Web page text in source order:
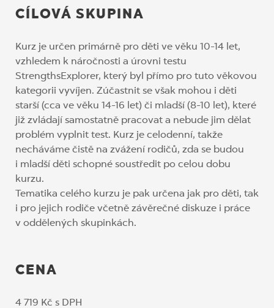
CÍLOVÁ SKUPINA
Kurz je určen primárně pro děti ve věku 10-14 let,
vzhledem k náročnosti a úrovni testu
StrengthsExplorer, který byl přímo pro tuto věkovou
kategorii vyvíjen. Zúčastnit se však mohou i děti
starší (cca ve věku 14-16 let) či mladší (8-10 let), které
již zvládají samostatně pracovat a nebude jim dělat
problém vyplnit test. Kurz je celodenní, takže
necháváme čistě na zvážení rodičů, zda se budou
i mladší děti schopné soustředit po celou dobu
kurzu.
Tematika celého kurzu je pak určena jak pro děti, tak
i pro jejich rodiče včetně závěrečné diskuze i práce
v oddělených skupinkách.
CENA
4 719 Kč s DPH